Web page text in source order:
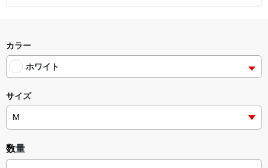
カラー
ホワイト
サイズ
数量